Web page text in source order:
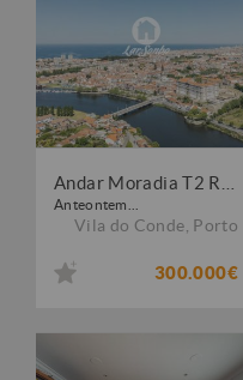
Anteontem...
Vila do Conde Porto
300.000€